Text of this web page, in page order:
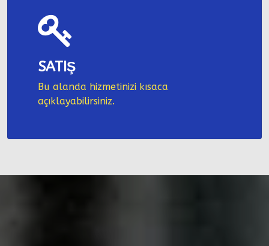
SATIŞ
Bu alanda hizmetinizi kısaca
açıklayabilirsiniz.